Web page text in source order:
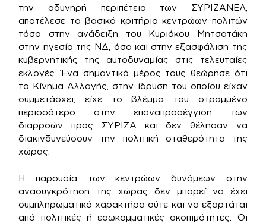
την οδυνηρή περιπέτεια των ΣΥΡΙΖΑΝΕΛ,
αποτέλεσε το βασικό κριτήριο κεντρώων πολιτών
τόσο στην ανάδειξη του Κυριάκου Μητσοτάκη
στην ηγεσία της ΝΔ, όσο και στην εξασφάλιση της
κυβερνητικής της αυτοδυναμίας στις τελευταίες
εκλογές. Ένα σημαντικό μέρος τους θεώρησε ότι
το Κίνημα Αλλαγής, στην ίδρυση του οποίου είχαν
συμμετάσχει, είχε το βλέμμα του στραμμένο
περισσότερο στην επαναπροσέγγιση των
διαρροών προς ΣΥΡΙΖΑ και δεν θέλησαν να
διακινδυνεύσουν την πολιτική σταθερότητα της
χώρας.
Η παρουσία των κεντρώων δυνάμεων στην
ανασυγκρότηση της χώρας δεν μπορεί να έχει
συμπληρωματικό χαρακτήρα ούτε και να εξαρτάται
από πολιτικές ή εσωκομματικές σκοπιμότητες. Οι